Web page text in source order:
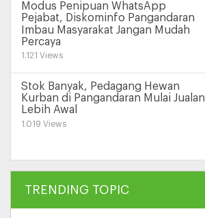
Modus Penipuan WhatsApp
Pejabat, Diskominfo Pangandaran
Imbau Masyarakat Jangan Mudah
Percaya
1.121 Views
Stok Banyak, Pedagang Hewan
Kurban di Pangandaran Mulai Jualan
Lebih Awal
1.019 Views
TRENDING TOPIC